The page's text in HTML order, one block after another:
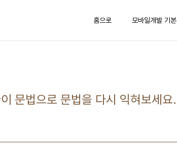
홈으로 모바일개발 기본
문법으로 문법을 다시 익혀보세요.